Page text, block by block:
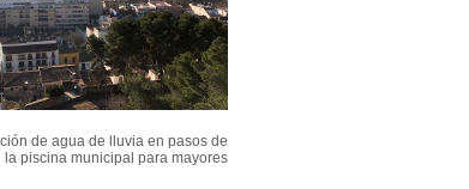
de agua de lluvia en pasos de
piscina municipal para mayores